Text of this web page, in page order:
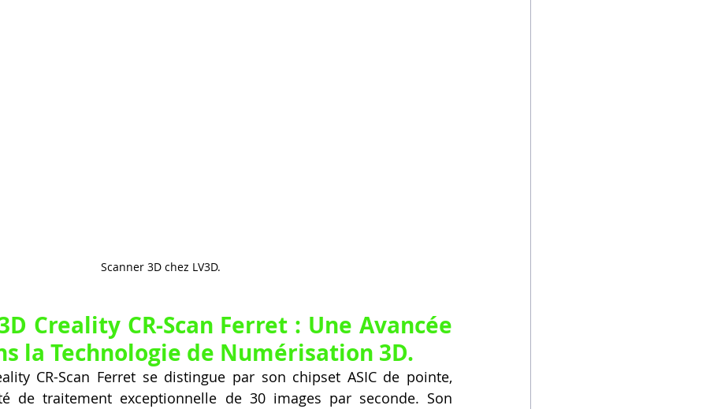
Scanner 3D chez LV3D.
Creality CR-Scan Ferret : Une Avancée
la Technologie de Numérisation 3D.
CR-Scan Ferret se distingue par son chipset ASIC de pointe,
de traitement exceptionnelle de 30 images par seconde. Son